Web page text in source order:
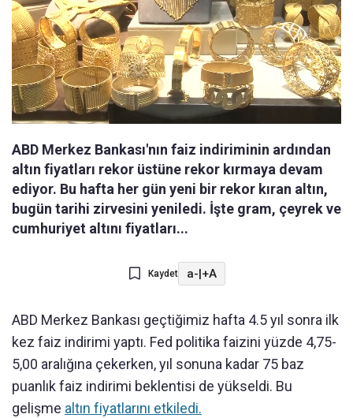
ABD Merkez Bankası'nın faiz indiriminin ardından
altın fiyatları rekor üstüne rekor kırmaya devam
ediyor. Bu hafta her gün yeni bir rekor kıran altın,
bugün tarihi zirvesini yeniledi. İşte gram, çeyrek ve
cumhuriyet altını fiyatları...
Kaydet a-|+A
ABD Merkez Bankası geçtiğimiz hafta 4.5 yıl sonra ilk
kez faiz indirimi yaptı. Fed politika faizini yüzde 4,75-
5,00 aralığına çekerken, yıl sonuna kadar 75 baz
puanlık faiz indirimi beklentisi de yükseldi. Bu
gelişme altın fiyatlarını etkiledi.